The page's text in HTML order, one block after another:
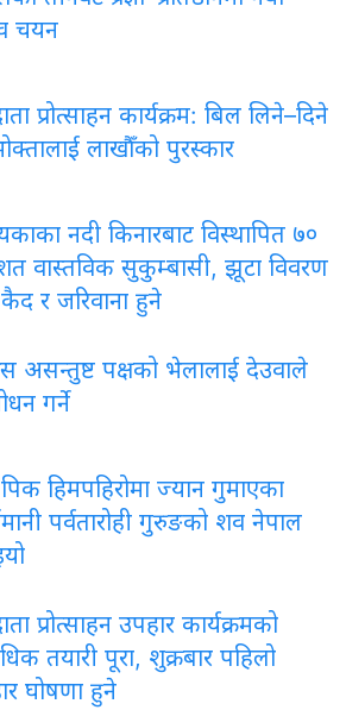
चयन
प्रोत्साहन कार्यक्रम: बिल लिने–दिने
लाखौँको पुरस्कार
नदी किनारबाट विस्थापित ७०
वास्तविक सुकुम्बासी, झूटा विवरण
र जरिवाना हुने
असन्तुष्ट पक्षको भेलालाई देउवाले
गर्ने
पिक हिमपहिरोमा ज्यान गुमाएका
पर्वतारोही गुरुङको शव नेपाल
प्रोत्साहन उपहार कार्यक्रमको
तयारी पूरा, शुक्रबार पहिलो
घोषणा हुने